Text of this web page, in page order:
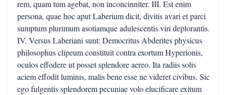
rem, quam tum agebat, non inconcinniter. III. Est enim
persona, quae hoc aput Laberium dicit, divitis avari et parci
sumptum plurimum asotiamque adulescentis viri deplorantis.
IV. Versus Laberiani sunt: Democritus Abderites physicus
philosophus clipeum constituit contra exortum Hyperionis,
oculos effodere ut posset splendore aereo. Ita radiis solis
aciem effodit luminis, malis bene esse ne videret civibus. Sic
ego fulgentis splendorem pecuniae volo elucificare exitum